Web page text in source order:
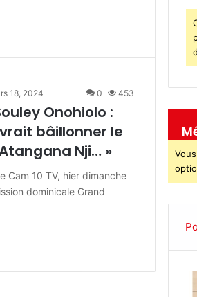
18, 2024 0 453
Onohiolo :
bâillonner le
Nji… »
Cam 10 TV, hier dimanche
dominicale Grand